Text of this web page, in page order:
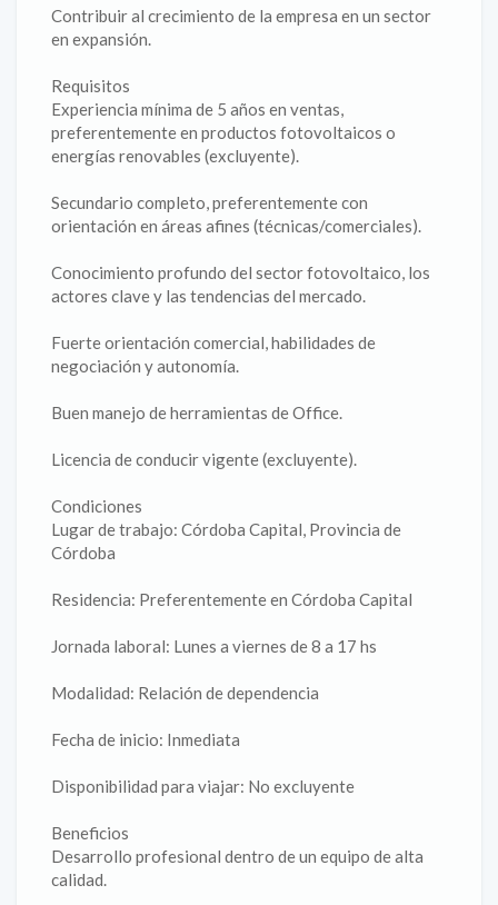
Contribuir al crecimiento de la empresa en un sector
en expansión.
Requisitos
Experiencia mínima de 5 años en ventas,
preferentemente en productos fotovoltaicos o
energías renovables (excluyente).
Secundario completo, preferentemente con
orientación en áreas afines (técnicas/comerciales).
Conocimiento profundo del sector fotovoltaico, los
actores clave y las tendencias del mercado.
Fuerte orientación comercial, habilidades de
negociación y autonomía.
Buen manejo de herramientas de Office.
Licencia de conducir vigente (excluyente).
Condiciones
Lugar de trabajo: Córdoba Capital, Provincia de
Córdoba
Residencia: Preferentemente en Córdoba Capital
Jornada laboral: Lunes a viernes de 8 a 17 hs
Modalidad: Relación de dependencia
Fecha de inicio: Inmediata
Disponibilidad para viajar: No excluyente
Beneficios
Desarrollo profesional dentro de un equipo de alta
calidad.